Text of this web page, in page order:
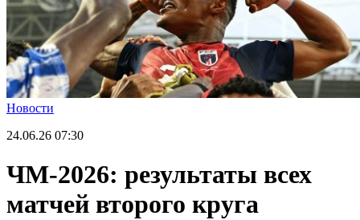
Новости
24.06.26 07:30
ЧМ-2026: результаты всех
матчей второго круга